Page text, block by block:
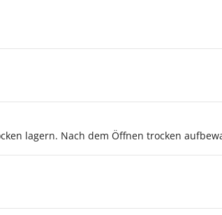
lagern. Nach dem Öffnen trocken